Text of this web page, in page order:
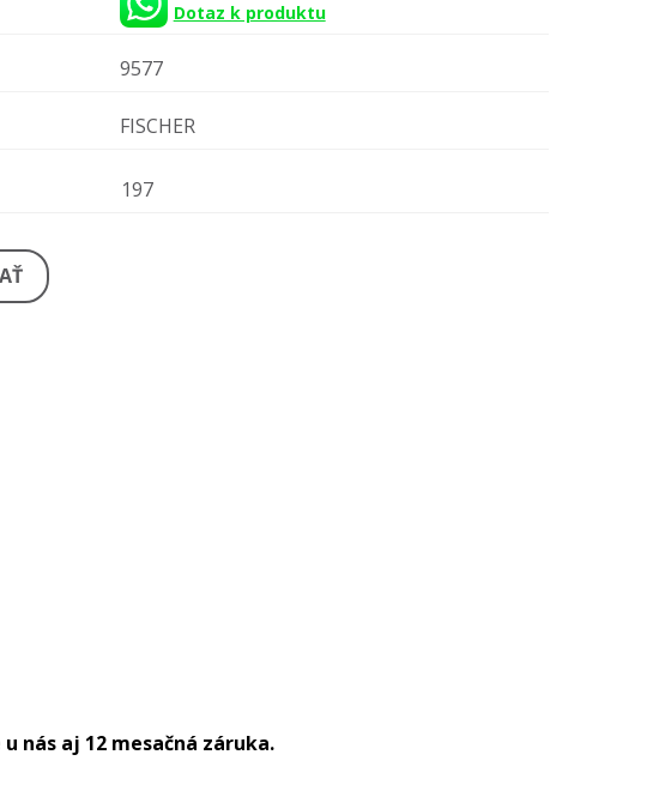
Dotaz k produktu
9577
FISCHER
197
nás aj 12 mesačná záruka.